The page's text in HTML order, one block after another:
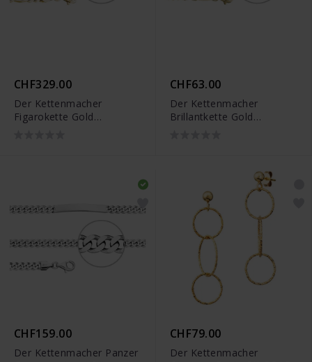
CHF329.00
Der Kettenmacher
Figarokette Gold
CHF63.00
Der Kettenmacher
Brillantkette Gold
CHF159.00
Der Kettenmacher Panzer
CHF79.00
Der Kettenmacher